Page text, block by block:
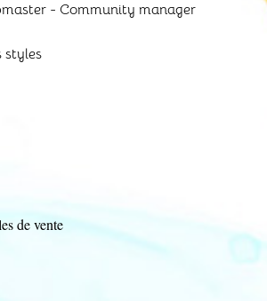
- Community manager
styles
de vente